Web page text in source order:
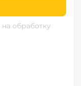
на обработку